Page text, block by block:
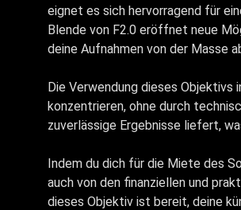
eignet es sich hervorragend für
Blende von F2.0 eröffnet neue
deine Aufnahmen von der Masse
Die Verwendung dieses
konzentrieren, ohne durch
zuverlässige Ergebnisse liefert,
Indem du dich für die Miete des
auch von den finanziellen und
dieses Objektiv ist bereit, deine